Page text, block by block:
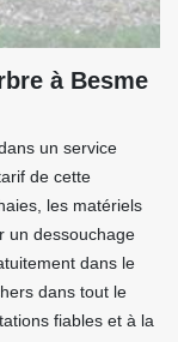
à Besme
un service
de cette
les matériels
un dessouchage
dans le
dans tout le
fiables et à la